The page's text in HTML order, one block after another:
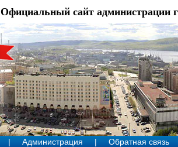
Официальный сайт администрации
| Администрация | Обратная связь